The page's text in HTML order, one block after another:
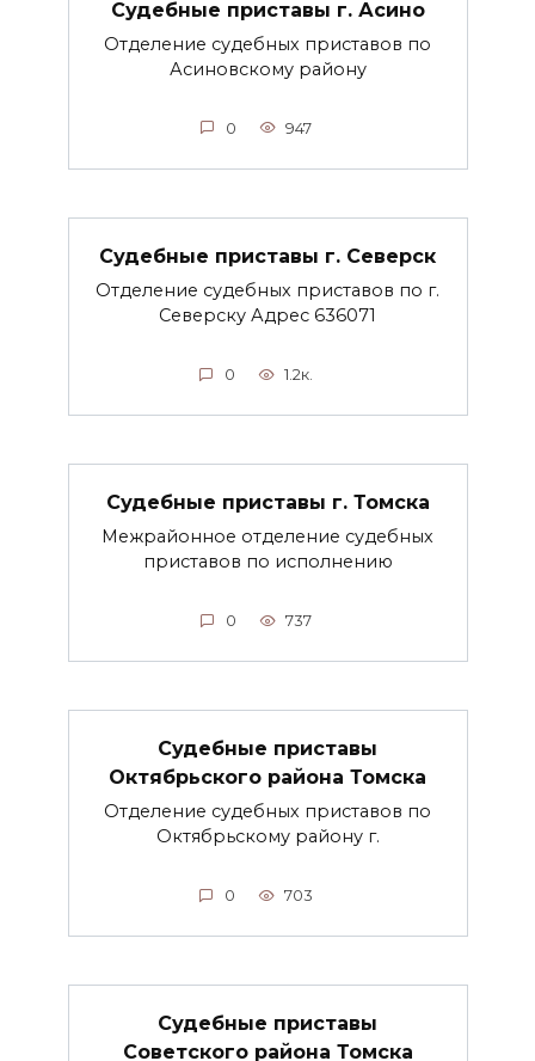
Судебные приставы г. Асино
Отделение судебных приставов по
Асиновскому району
0 947
Судебные приставы г. Северск
Отделение судебных приставов по г.
Северску Адрес 636071
0 1.2к.
Судебные приставы г. Томска
Межрайонное отделение судебных
приставов по исполнению
0 737
Судебные приставы
Октябрьского района Томска
Отделение судебных приставов по
Октябрьскому району г.
0 703
Судебные приставы
Советского района Томска